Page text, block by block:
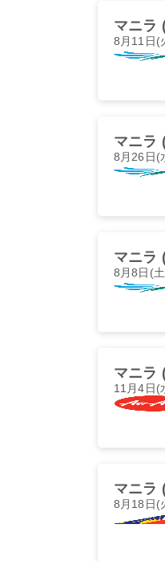
マニラ
8月11日(
マニラ
8月26日(
マニラ
8月8日(
マニラ
11月4日(
マニラ
8月18日(